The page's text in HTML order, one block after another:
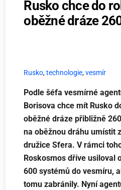
Rusko chce do
oběžné dráze
Rusko,technologie,vesmír
Podle šéfa vesmírné
Borisova chce mít Rusko
oběžné dráze přibližně
na oběžnou dráhu umístit
družice Sfera. V rámci
Roskosmos dříve usiloval
600 systémů do vesmíru,
tomu zabránily. Nyní